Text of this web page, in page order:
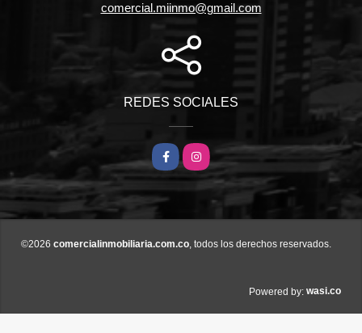
comercial.miinmo@gmail.com
REDES SOCIALES
FacebookInstagram
©2026 comercialinmobiliaria.com.co, todos los derechos reservados.
Powered by: wasi.co